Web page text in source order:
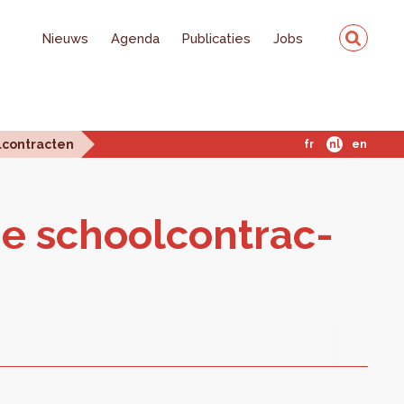
Nieuws Agenda Publicaties Jobs
fr nl en
school­con­trac­